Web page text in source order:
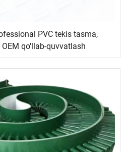
PVC tekis tasma,
qo'llab-quvvatlash